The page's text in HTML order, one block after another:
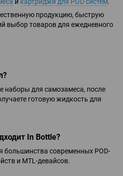
продукцию, быструю
выбор товаров для ежедневного
наборы для самозамеса, после
готовую жидкость для
In Bottle?
современных POD-
и MTL-девайсов.